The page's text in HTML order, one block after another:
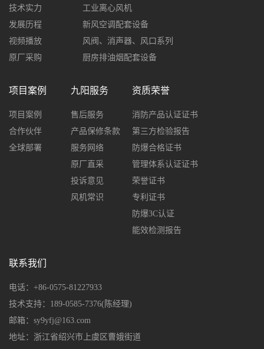
技术实力
发展历程
视频播放
原厂采购
工业离心风机
新风空调配套设备
风阀、消声器、风口系列
厨房排油烟配套设备
项目案例
项目案例
合作伙伴
全球部署
九阳服务
售后服务
产品保修条款
服务网络
原厂直采
投诉意见
风机常识
资质荣誉
消防产品认证证书
第三方检验报告
防爆合格证书
管理体系认证证书
荣誉证书
专利证书
防爆3C认证
能效检测报告
联系我们
电话：+86-0575-81227933
技术支持：189-0585-7376(陈经理)
邮箱：sy9yfj@163.com
地址：浙江省绍兴市上虞区曹娥街道